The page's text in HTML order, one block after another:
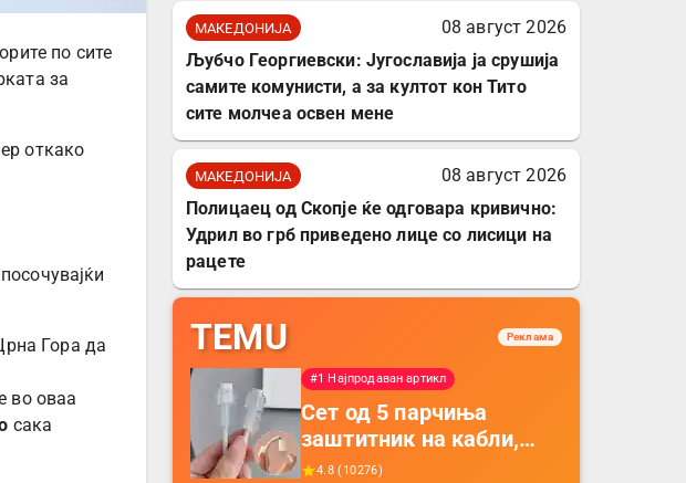
по сите
за
откако
Гора да
во оваа
сака
МАКЕДОНИЈА
08 август 2026
Љубчо Георгиевски: Југославија ја срушија
самите комунисти, а за култот кон Тито
сите молчеа освен мене
МАКЕДОНИЈА
08 август 2026
Полицаец од Скопје ќе одговара кривично:
Удрил во грб приведено лице со лисици на
рацете
TEMU Реклама
#1 Најпродаван артикл
Сет од 5 парчиња
заштитник на кабли,
прекривка за заштита
4.8 (10276)